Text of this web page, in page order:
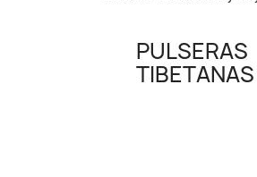
PULSERAS
TIBETANAS